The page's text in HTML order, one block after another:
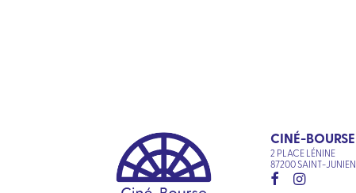
CINÉ-BOURSE
2 PLACE LÉNINE
87200 SAINT-JUNIEN